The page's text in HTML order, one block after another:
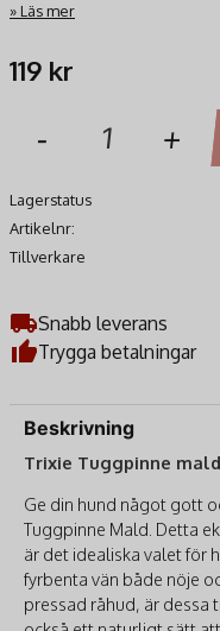
Läs mer
119 kr
- +
Lagerstatus
Artikelnr:
Tillverkare
Snabb leverans
Trygga betalningar
Beskrivning
Trixie Tuggpinne
Ge din hund något gott
Tuggpinne Mald. Detta
är det idealiska valet för
fyrbenta vän både nöje
pressad råhud, är dessa